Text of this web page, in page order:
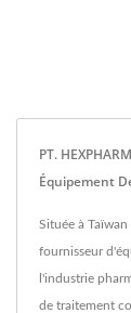
PT.
Équipement
Située à
fournisseur
l'industrie
de traitement